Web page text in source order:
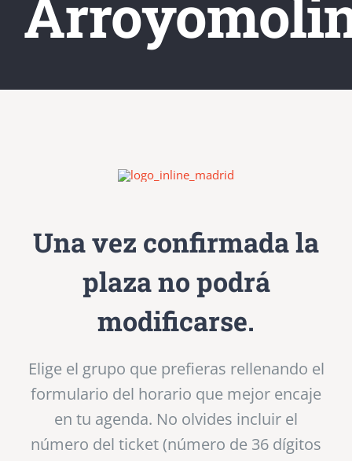
Una vez confirmada la
plaza no podrá
modificarse.
Elige el grupo que prefieras rellenando el
formulario del horario que mejor encaje
en tu agenda. No olvides incluir el
número del ticket (número de 36 dígitos